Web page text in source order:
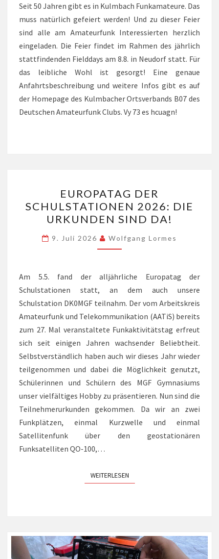
JÄHRIGEN
JUBILÄUM
Seit 50 Jahren gibt es in Kulmbach Funkamateure. Das
muss natürlich gefeiert werden! Und zu dieser Feier
sind alle am Amateurfunk Interessierten herzlich
eingeladen. Die Feier findet im Rahmen des jährlich
stattfindenden Fielddays am 8.8. in Neudorf statt. Für
das leibliche Wohl ist gesorgt! Eine genaue
Anfahrtsbeschreibung und weitere Infos gibt es auf
der Homepage des Kulmbacher Ortsverbands B07 des
Deutschen Amateurfunk Clubs. Vy 73 es hcuagn!
DER
SCHULSTATIONEN
2026:
DIE
URKUNDEN
DA!
EUROPATAG DER
SCHULSTATIONEN 2026: DIE
URKUNDEN SIND DA!
9. Juli 2026 Wolfgang Lormes
Am 5.5. fand der alljährliche Europatag der
Schulstationen statt, an dem auch unsere
Schulstation DK0MGF teilnahm. Der vom Arbeitskreis
Amateurfunk und Telekommunikation (AATiS) bereits
zum 27. Mal veranstaltete Funkaktivitätstag erfreut
sich seit einigen Jahren wachsender Beliebtheit.
Selbstverständlich haben auch wir dieses Jahr wieder
teilgenommen und dabei die Möglichkeit genutzt,
Schülerinnen und Schülern des MGF Gymnasiums
unser vielfältiges Hobby zu präsentieren. Nun sind die
Teilnehmerurkunden gekommen. Da wir an zwei
Funkplätzen, einmal Kurzwelle und einmal
Satellitenfunk über den geostationären
Funksatelliten QO-100,…
WEITERLESENWEITERLESEN